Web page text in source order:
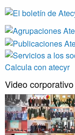
Video corporativo